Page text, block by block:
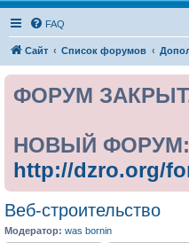
FAQ
Сайт Список форумов
ФОРУМ
НОВЫЙ ФОРУМ:
http://dzro.org/
Веб-строительство
Модератор: was bornin